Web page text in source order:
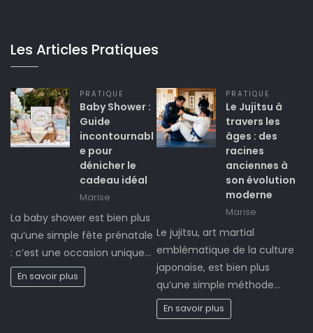
Les Articles Pratiques
PRATIQUE
Baby Shower :
Guide
incontournabl
e pour
dénicher le
cadeau idéal
Marise
La baby shower est bien plus
qu’une simple fête prénatale
: c’est une occasion unique…
En savoir plus
PRATIQUE
Le Jujitsu à
travers les
âges : des
racines
anciennes à
son évolution
moderne
Marise
Le jujitsu, art martial
emblématique de la culture
japonaise, est bien plus
qu’une simple méthode…
En savoir plus